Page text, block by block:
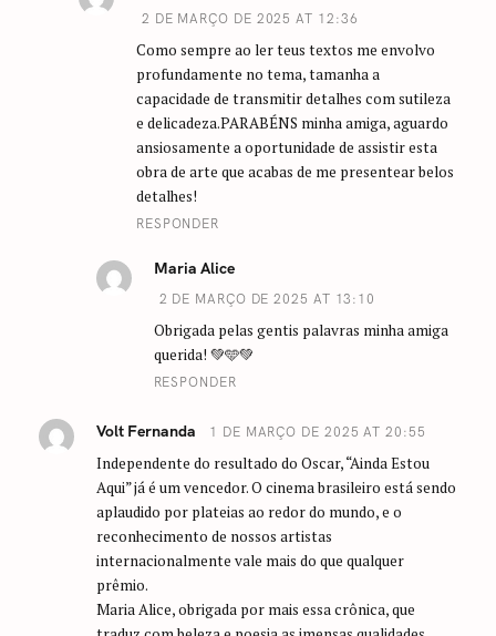
2 DE MARÇO DE 2025 AT 12:36
Como sempre ao ler teus textos me envolvo
profundamente no tema, tamanha a
capacidade de transmitir detalhes com sutileza
e delicadeza.PARABÉNS minha amiga, aguardo
ansiosamente a oportunidade de assistir esta
obra de arte que acabas de me presentear belos
detalhes!
RESPONDER
Maria Alice
2 DE MARÇO DE 2025 AT 13:10
Obrigada pelas gentis palavras minha amiga
querida! 💚🩵💚
RESPONDER
Volt Fernanda 1 DE MARÇO DE 2025 AT 20:55
Independente do resultado do Oscar, “Ainda Estou
Aqui” já é um vencedor. O cinema brasileiro está sendo
aplaudido por plateias ao redor do mundo, e o
reconhecimento de nossos artistas
internacionalmente vale mais do que qualquer
prêmio.
Maria Alice, obrigada por mais essa crônica, que